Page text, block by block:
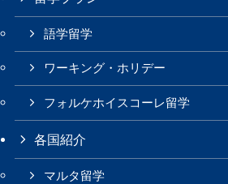
語学留学
ワーキング・ホリデー
フォルケホイスコーレ留学
各国紹介
マルタ留学